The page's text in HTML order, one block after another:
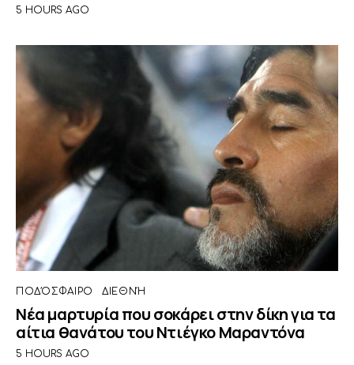
5 HOURS AGO
ΠΟΔΌΣΦΑΙΡΟ ΔΙΕΘΝΉ
Νέα μαρτυρία που σοκάρει στην δίκη για τα
αίτια θανάτου του Ντιέγκο Μαραντόνα
5 HOURS AGO